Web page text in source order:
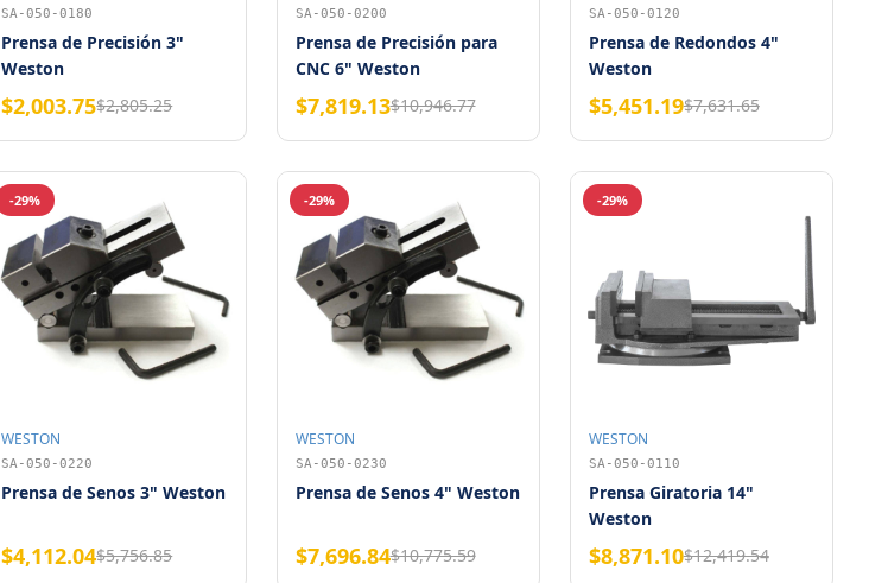
SA-050-0180
Prensa de Precisión 3"
Weston
$2,003.75$2,805.25
SA-050-0200
Prensa de Precisión para
CNC 6" Weston
$7,819.13$10,946.77
SA-050-0120
Prensa de Redondos 4"
Weston
$5,451.19$7,631.65
-29%
WESTON
SA-050-0220
Prensa de Senos 3" Weston
$4,112.04$5,756.85
-29%
WESTON
SA-050-0230
Prensa de Senos 4" Weston
$7,696.84$10,775.59
-29%
WESTON
SA-050-0110
Prensa Giratoria 14"
Weston
$8,871.10$12,419.54